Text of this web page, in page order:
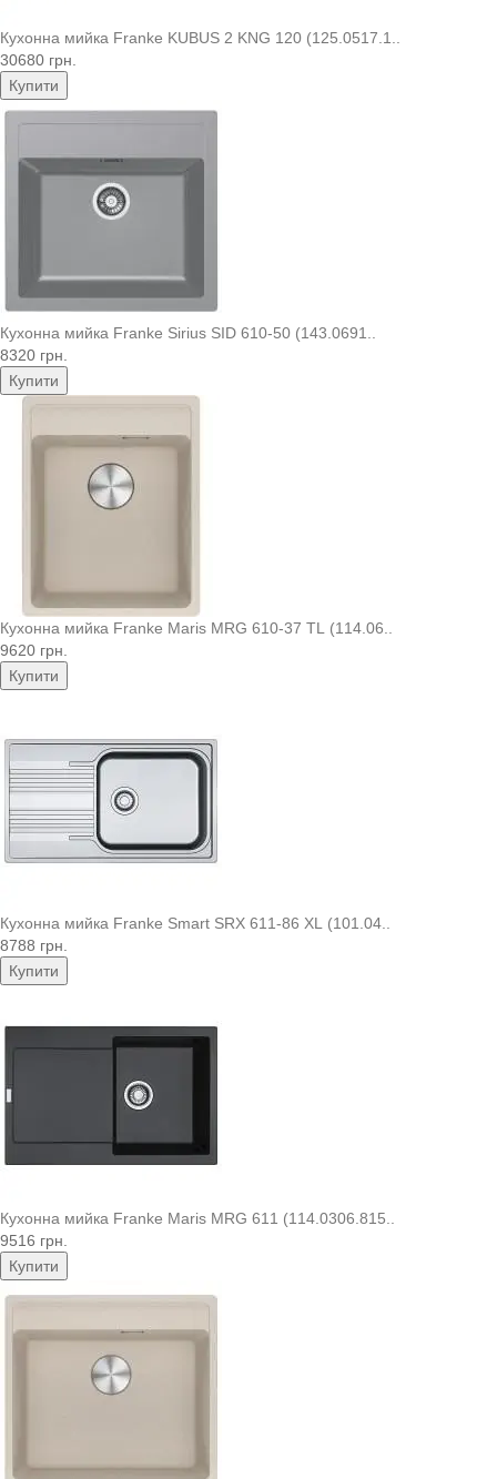
Кухонна мийка Franke KUBUS 2 KNG 120 (125.0517.1..
30680 грн.
Купити
Кухонна мийка Franke Sirius SID 610-50 (143.0691..
8320 грн.
Купити
Кухонна мийка Franke Maris MRG 610-37 TL (114.06..
9620 грн.
Купити
Кухонна мийка Franke Smart SRX 611-86 XL (101.04..
8788 грн.
Купити
Кухонна мийка Franke Maris MRG 611 (114.0306.815..
9516 грн.
Купити